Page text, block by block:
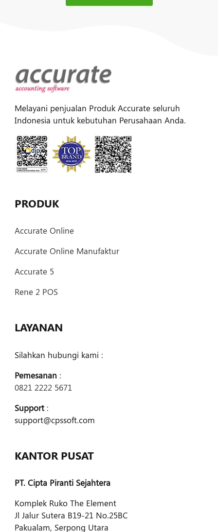
Melayani penjualan Produk Accurate seluruh
Indonesia untuk kebutuhan Perusahaan Anda.
PRODUK
Accurate Online
Accurate Online Manufaktur
Accurate 5
Rene 2 POS
LAYANAN
Silahkan hubungi kami :
Pemesanan:
0821 2222 5671
Support:
support@cpssoft.com
KANTOR PUSAT
PT. Cipta Piranti Sejahtera
Komplek Ruko The Element
Jl Jalur Sutera B19-21 No.25BC
Pakualam, Serpong Utara